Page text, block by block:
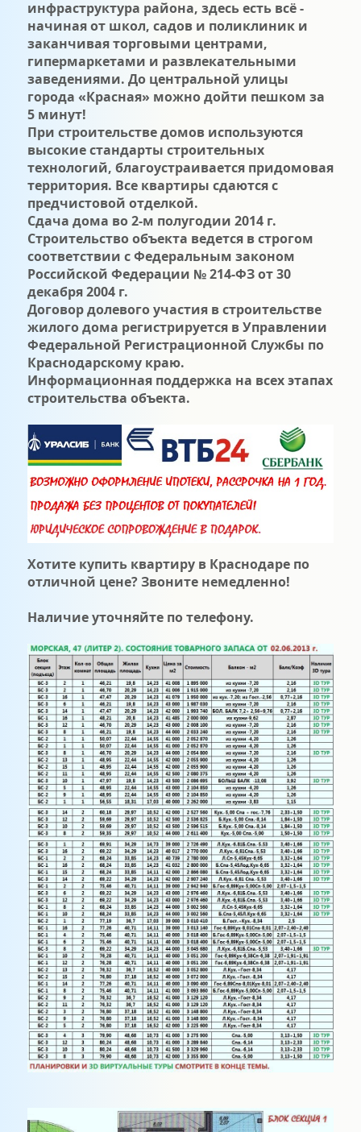
инфраструктура района, здесь есть всё -
начиная от школ, садов и поликлиник и
заканчивая торговыми центрами,
гипермаркетами и развлекательными
заведениями. До центральной улицы
города «Красная» можно дойти пешком за
5 минут!
При строительстве домов используются
высокие стандарты строительных
технологий, благоустраивается придомовая
территория. Все квартиры сдаются с
предчистовой отделкой.
Сдача дома во 2-м полугодии 2014 г.
Строительство объекта ведется в строгом
соответствии с Федеральным законом
Российской Федерации № 214-ФЗ от 30
декабря 2004 г.
Договор долевого участия в строительстве
жилого дома регистрируется в Управлении
Федеральной Регистрационной Службы по
Краснодарскому краю.
Информационная поддержка на всех этапах
строительства объекта.
Хотите купить квартиру в Краснодаре по
отличной цене? Звоните немедленно!
Наличие уточняйте по телефону.